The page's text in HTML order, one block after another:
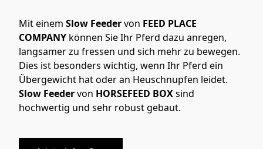
Mit einem Slow Feeder von FEED PLACE
COMPANY können Sie Ihr Pferd dazu anregen,
langsamer zu fressen und sich mehr zu bewegen.
Dies ist besonders wichtig, wenn Ihr Pferd ein
Slow Feeder von HORSEFEED BOX sind
hochwertig und sehr robust gebaut.